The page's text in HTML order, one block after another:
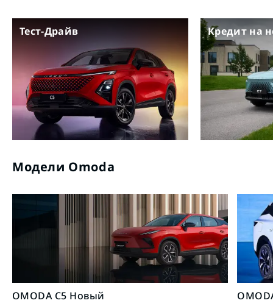
Тест-Драйв Кредит на
Модели Omoda
OMODA C5 Новый